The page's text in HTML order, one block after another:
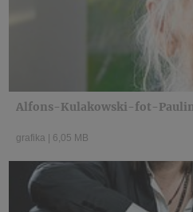
Alfons-Kulakowski-fot-
grafika 6,05 MB